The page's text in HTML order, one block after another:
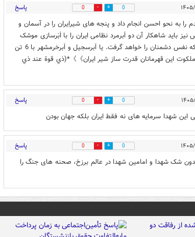
0
0 پاسخ
را به نحو احسن انجام داد و پنجه های شیرایران را در آسمان و
باید شاهکار آن دو اَبرمرد نظامی ایران را با اَبَرسازی موشک
های فعلی مان، به کمال برسانیم. مثل ابرفتاح با ۲۵ماخ سرعت که نفس دشمنان را خواهد گرفت. یا اَبرسجيل و اَبرخرمشهر با 6 تن
این قهرمانان قدرت ساز شیر ایران》》*(ذي قوة عند ذي
0
0 پاسخ
شهدا سرمایه های نه فقط ایران بلکه جهان بودن
0
0 پاسخ
شک شهدا و امامین شهدا در عالم برزخ، صحنه های جنگ را